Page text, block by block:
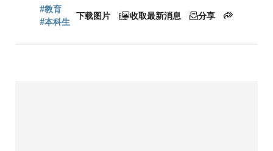
屑
#教育
#本科生
下载图片 收取最新消息 分享